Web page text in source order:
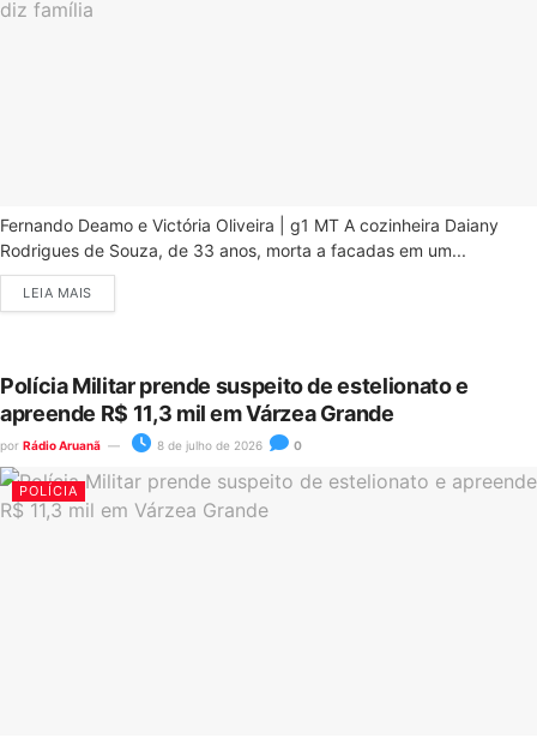
Fernando Deamo e Victória Oliveira | g1 MT A cozinheira Daiany
Rodrigues de Souza, de 33 anos, morta a facadas em um...
LEIA MAIS
Polícia Militar prende suspeito de estelionato e
apreende R$ 11,3 mil em Várzea Grande
por Rádio Aruanã 8 de julho de 2026 0
POLÍCIA